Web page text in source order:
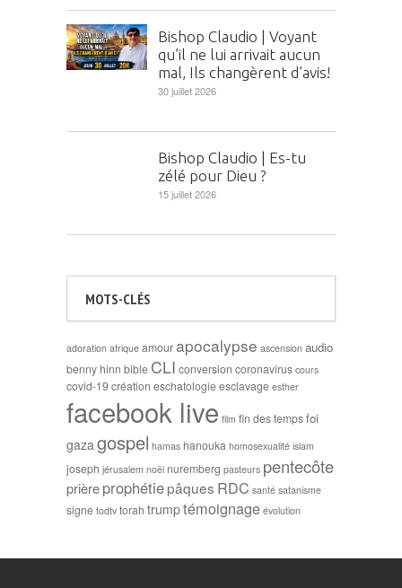
Bishop Claudio | Voyant
qu’il ne lui arrivait aucun
mal, Ils changèrent d’avis!
30 juillet 2026
Bishop Claudio | Es-tu
zélé pour Dieu ?
15 juillet 2026
MOTS-CLÉS
adoration afrique amourapocalypse ascension audio
benny hinn bible CLI conversion coronavirus cours
covid-19création eschatologieesclavage esther
facebook live film fin des tempsfoi
gazagospel hamas hanouka homosexualité islam
joseph jérusalem noël nuremberg pasteurs pentecôte
prièreprophétiepâques RDC santé satanisme
signe todtv torah trumptémoignage évolution